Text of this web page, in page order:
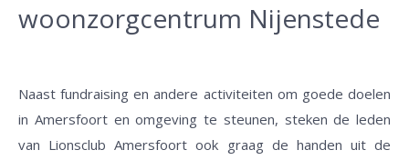
woonzorgcentrum Nijenstede
07.04.23
Naast fundraising en andere activiteiten om goede doelen
in Amersfoort en omgeving te steunen, steken de leden
van Lionsclub Amersfoort ook graag de handen uit de